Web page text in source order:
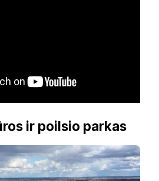
ir poilsio parkas